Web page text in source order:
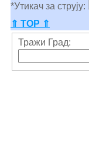
*Утикач за струју:
⇑ TOP ⇑
Тражи Град: